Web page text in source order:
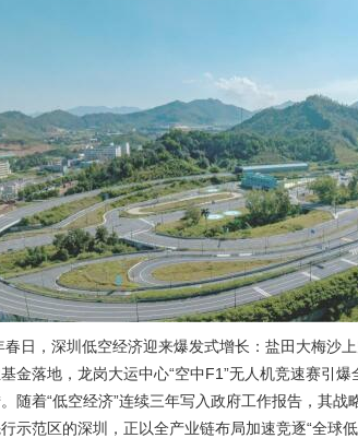
春日，深圳低空经济迎来爆发式增长：盐田大梅沙
金落地，龙岗大运中心“空中F1”无人机竞速赛引
随着“低空经济”连续三年写入政府工作报告，其战
示范区的深圳，正以全产业链布局加速竞逐“全球